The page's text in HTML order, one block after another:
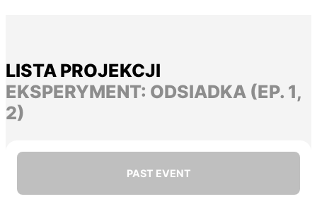
LISTA PROJEKCJI
EKSPERYMENT: ODSIADKA (EP. 1,
2)
PAST EVENT